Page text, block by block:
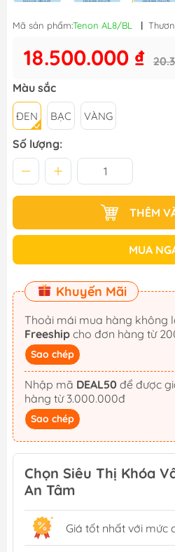
Mã sản phẩm:Tenon AL8/BL |
18.500.000 ₫
Màu sắc
ĐEN BẠC VÀNG
Số lượng:
THÊM
MUA
Khuyến Mãi
Thoải mái mua hàng không
Freeship cho đơn hàng từ
Sao chép
Nhập mã DEAL50
hàng từ 3.000.000đ
Sao chép
Chọn Siêu Thị Khóa
An Tâm
Giá tốt nhất với mức